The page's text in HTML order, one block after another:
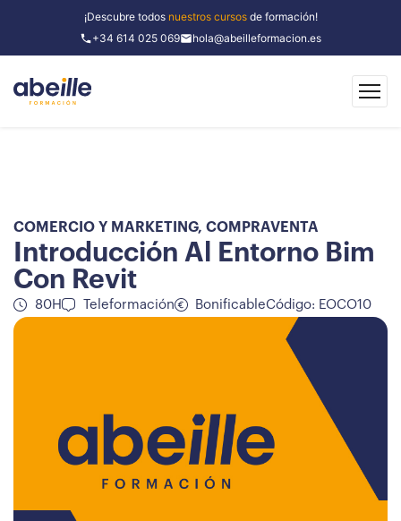
¡Descubre todos nuestros cursosde formación!
+34 614 025 069
hola@abeilleformacion.es
COMERCIO Y MARKETING, COMPRAVENTA
Introducción Al Entorno Bim
Con Revit
80H Teleformación BonificableCódigo: EOCO10